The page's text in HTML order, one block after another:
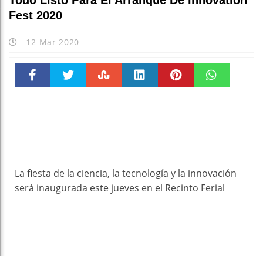
Fest 2020
12 Mar 2020
La fiesta de la ciencia, la tecnología y la innovación
será inaugurada este jueves en el Recinto Ferial